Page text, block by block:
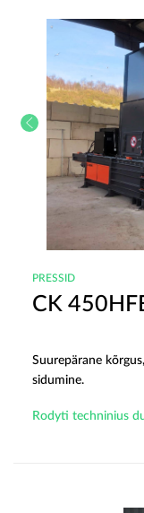
PRESSID
CK
Suurepärane
sidumine.
Rodyti techninius